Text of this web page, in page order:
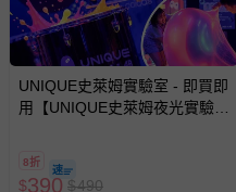
UNIQUE史萊姆實驗室 - 即買即
用【UNIQUE史萊姆夜光實驗室
訂單編號兌換，逾期作廢) (大
8折
$390 $490